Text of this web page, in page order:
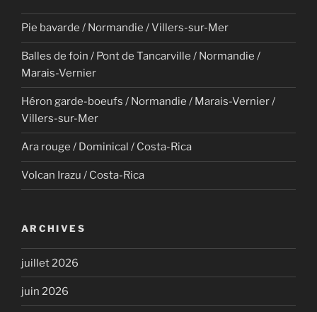
Pie bavarde / Normandie / Villers-sur-Mer
Balles de foin / Pont de Tancarville / Normandie /
Marais-Vernier
Héron garde-boeufs / Normandie / Marais-Vernier /
Villers-sur-Mer
Ara rouge / Dominical / Costa-Rica
Volcan Irazu / Costa-Rica
ARCHIVES
juillet 2026
juin 2026